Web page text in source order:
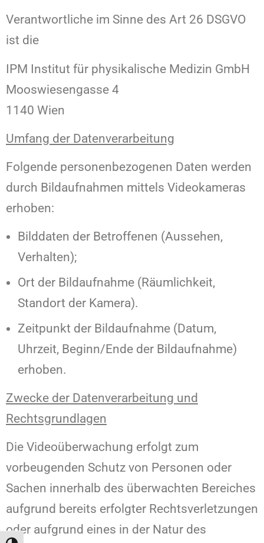
Verantwortliche im Sinne des Art 26 DSGVO
ist die
IPM Institut für physikalische Medizin GmbH
Mooswiesengasse 4
1140 Wien
Umfang der Datenverarbeitung
Folgende personenbezogenen Daten werden
durch Bildaufnahmen mittels Videokameras
erhoben:
Bilddaten der Betroffenen (Aussehen,
Verhalten);
Ort der Bildaufnahme (Räumlichkeit,
Standort der Kamera).
Zeitpunkt der Bildaufnahme (Datum,
Uhrzeit, Beginn/Ende der Bildaufnahme)
erhoben.
Zwecke der Datenverarbeitung und
Rechtsgrundlagen
Die Videoüberwachung erfolgt zum
vorbeugenden Schutz von Personen oder
Sachen innerhalb des überwachten Bereiches
aufgrund bereits erfolgter Rechtsverletzungen
oder aufgrund eines in der Natur des